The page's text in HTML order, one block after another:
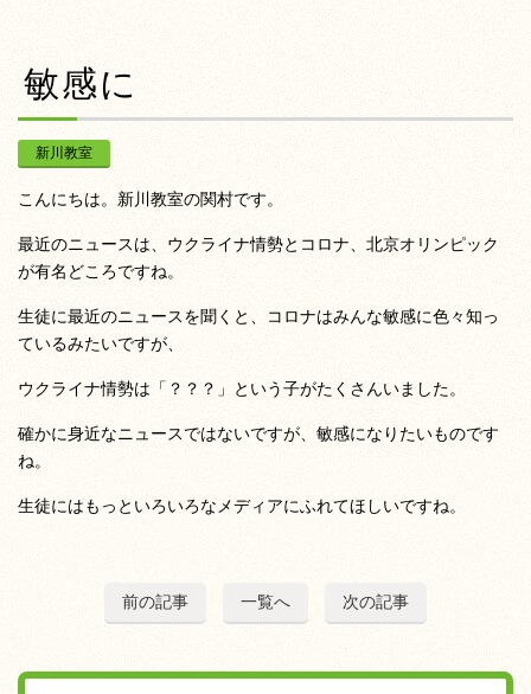
敏感に
新川教室
こんにちは。新川教室の関村です。
最近のニュースは、ウクライナ情勢とコロナ、北京オリンピック
が有名どころですね。
生徒に最近のニュースを聞くと、コロナはみんな敏感に色々知っ
ているみたいですが、
ウクライナ情勢は「？？？」という子がたくさんいました。
確かに身近なニュースではないですが、敏感になりたいものです
ね。
生徒にはもっといろいろなメディアにふれてほしいですね。
前の記事 一覧へ 次の記事